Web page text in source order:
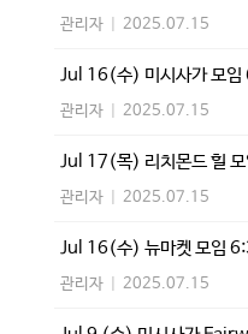
관리자 2025.07.15
Jul 16(수) 미시사가 모
관리자 2025.07.15
Jul 17(목) 리치몬드 힐
관리자 2025.07.15
Jul 16(수) 뉴마켓 모임
관리자 2025.07.15